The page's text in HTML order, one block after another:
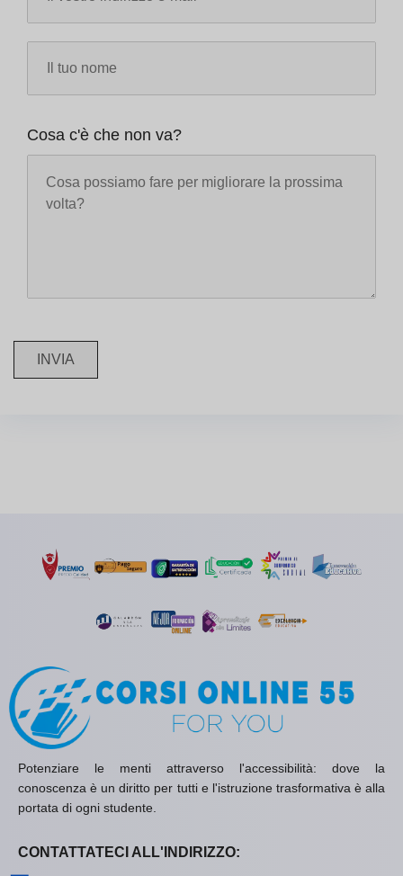
Cosa c'è che non va?
INVIA
Potenziare le menti attraverso l'accessibilità: dove la
conoscenza è un diritto per tutti e l'istruzione trasformativa è alla
portata di ogni studente.
CONTATTATECI ALL'INDIRIZZO: